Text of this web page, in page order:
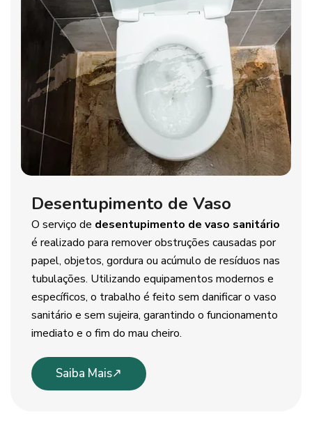
Desentupimento de Vaso
O serviço de desentupimento de vaso sanitário
é realizado para remover obstruções causadas por
papel, objetos, gordura ou acúmulo de resíduos nas
tubulações. Utilizando equipamentos modernos e
específicos, o trabalho é feito sem danificar o vaso
sanitário e sem sujeira, garantindo o funcionamento
imediato e o fim do mau cheiro.
Saiba Mais